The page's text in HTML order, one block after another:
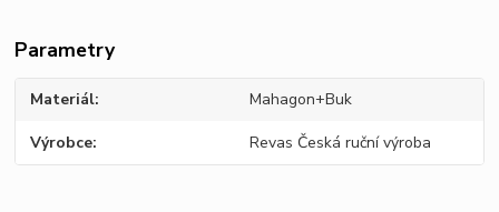
Parametry
Materiál Mahagon+Buk
Výrobce Revas Česká ruční výroba